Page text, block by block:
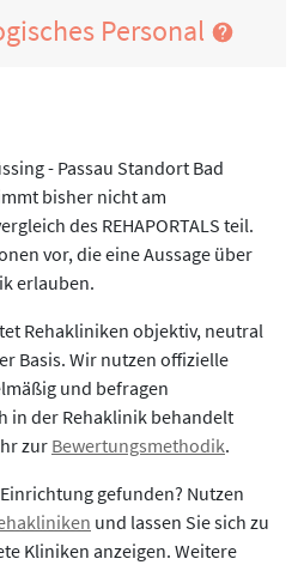
Personal
- Passau Standort Bad
bisher nicht am
des REHAPORTALS teil.
vor, die eine Aussage über
erlauben.
Rehakliniken objektiv, neutral
Basis. Wir nutzen offizielle
und befragen
in der Rehaklinik behandelt
zur Bewertungsmethodik.
gefunden? Nutzen
und lassen Sie sich zu
Kliniken anzeigen. Weitere